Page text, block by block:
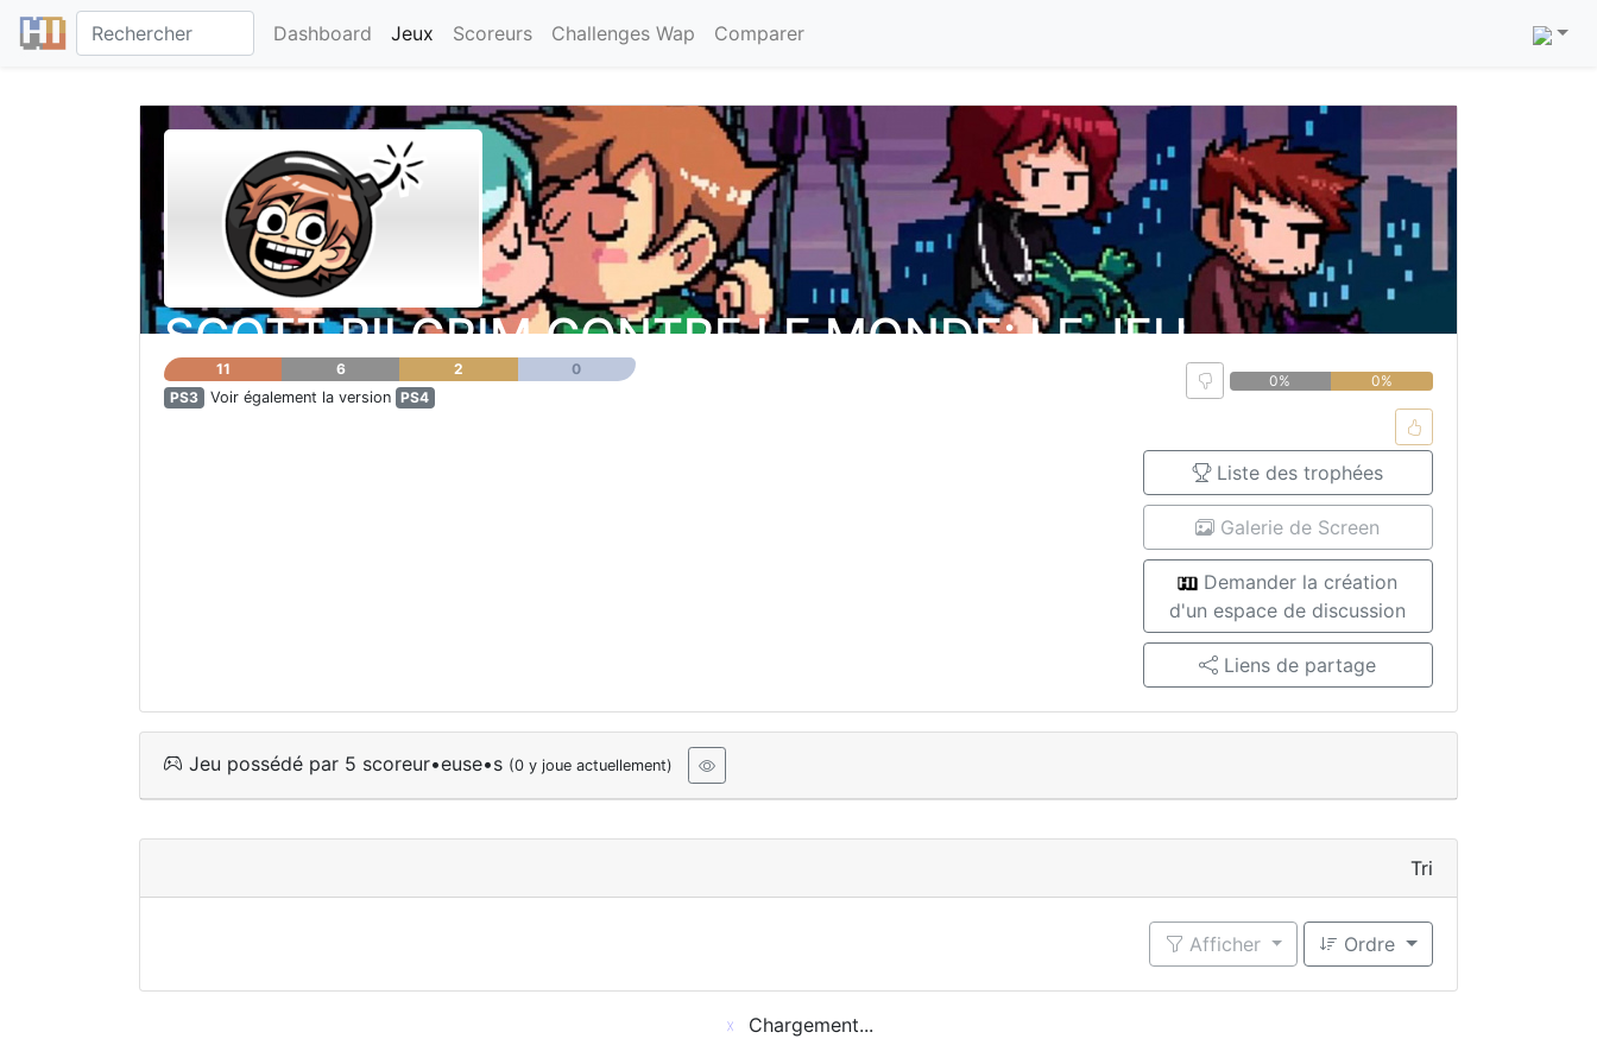
Dashboard Jeux Scoreurs Challenges Wap Comparer
SCOTT PILGRIM CONTRE LE MONDE: LE JEU
11 6 2
0
PS3
Voir également la version PS4
0% 0%
Liste des trophées
Galerie de Screen
Demander la création
d'un espace de discussion
Liens de partage
Jeu possédé par 5 scoreur•euse•s (0 y joue actuellement)
Tri
Afficher Ordre
Chargement...